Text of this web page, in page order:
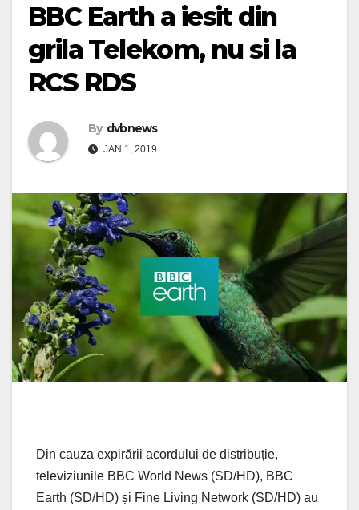
BBC Earth a iesit din
grila Telekom, nu si la
RCS RDS
By dvbnews
JAN 1, 2019
Din cauza expirării acordului de distribuție,
televiziunile BBC World News (SD/HD), BBC
Earth (SD/HD) și Fine Living Network (SD/HD) au